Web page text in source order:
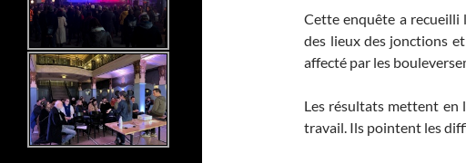
Cette enquête a recueilli
des lieux des jonctions
affecté par les
Les résultats mettent en
travail. Ils pointent les